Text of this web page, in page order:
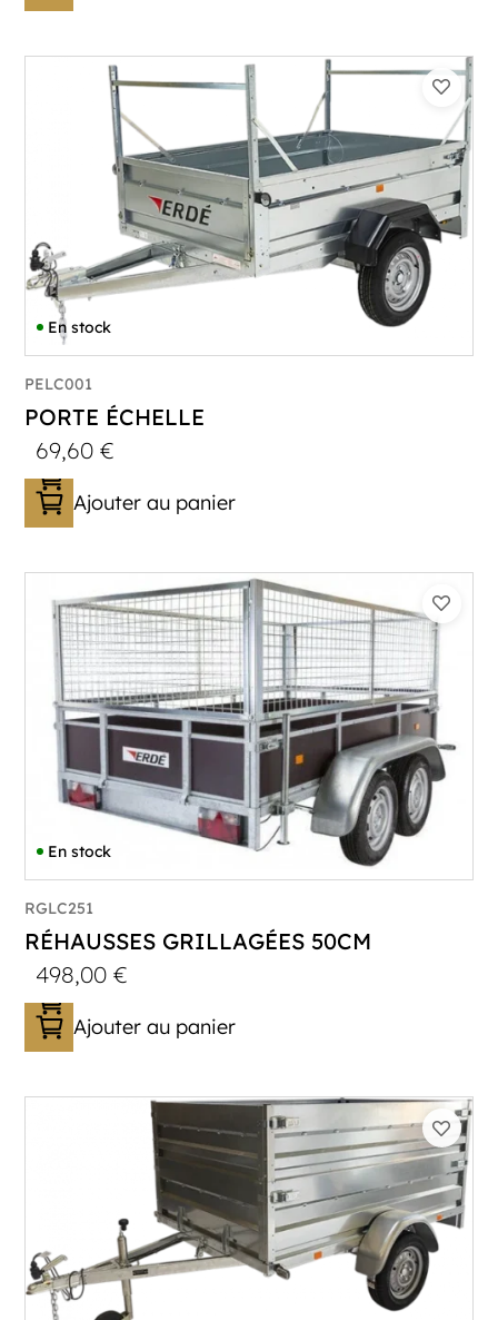
En stock
PELC001
PORTE ÉCHELLE
69,60€
Ajouter au panier
En stock
RGLC251
RÉHAUSSES GRILLAGÉES 50CM
498,00€
Ajouter au panier